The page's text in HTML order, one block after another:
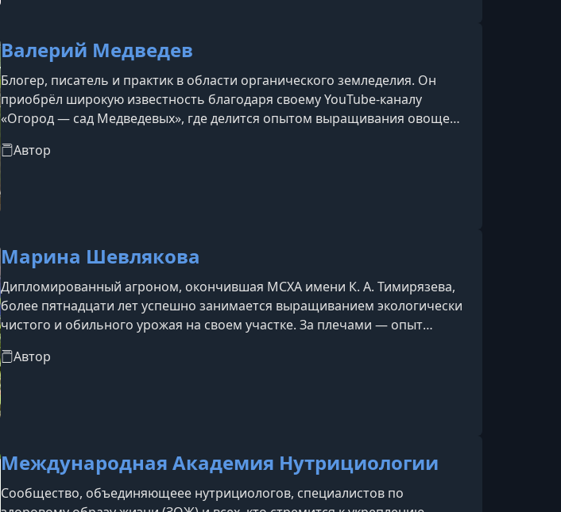
Валерий Медведев
Блогер, писатель и практик в области органического земледелия. Он
приобрёл широкую известность благодаря своему YouTube-каналу
«Огород — сад Медведевых», где делится опытом выращивания овощей
применения химии
Автор
Марина Шевлякова
Дипломированный агроном, окончившая МСХА имени К. А. Тимирязева,
более пятнадцати лет успешно занимается выращиванием экологически
чистого и обильного урожая на своем участке. За плечами — опыт
практическими советами в популярном блоге «Волшебная грядка».
Автор
Международная Академия Нутрициологии
Сообщество, объединяющеее нутрициологов, специалистов по